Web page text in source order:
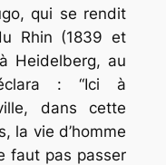
qui se rendit
Rhin (1839 et
Heidelberg, au
: “Ici à
dans cette
la vie d’homme
faut pas passer